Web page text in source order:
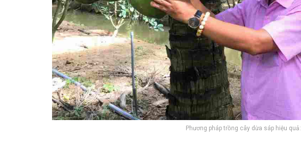
Phương pháp trồng cây dừa sáp hiệu quả: